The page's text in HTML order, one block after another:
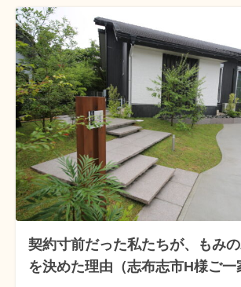
契約寸前だった私たちが、もみ
を決めた理由（志布志市H様ご一